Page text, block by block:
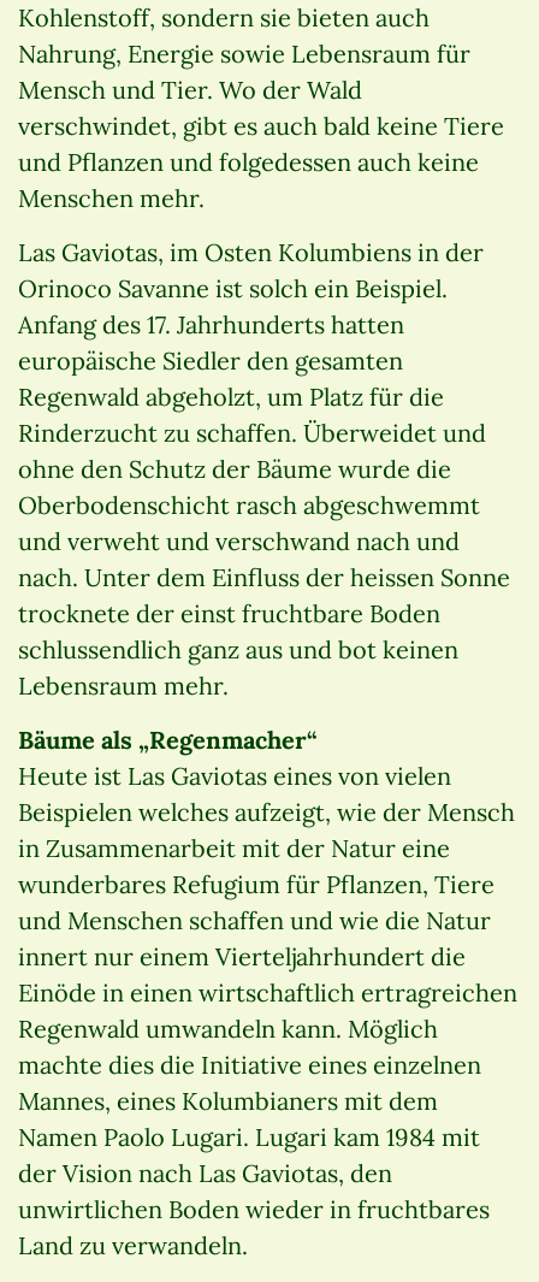
Kohlenstoff, sondern sie bieten auch
Nahrung, Energie sowie Lebensraum für
Mensch und Tier. Wo der Wald
verschwindet, gibt es auch bald keine Tiere
und Pflanzen und folgedessen auch keine
Menschen mehr.
Las Gaviotas, im Osten Kolumbiens in der
Orinoco Savanne ist solch ein Beispiel.
Anfang des 17. Jahrhunderts hatten
europäische Siedler den gesamten
Regenwald abgeholzt, um Platz für die
Rinderzucht zu schaffen. Überweidet und
ohne den Schutz der Bäume wurde die
Oberbodenschicht rasch abgeschwemmt
und verweht und verschwand nach und
nach. Unter dem Einfluss der heissen Sonne
trocknete der einst fruchtbare Boden
schlussendlich ganz aus und bot keinen
Lebensraum mehr.
Bäume als „Regenmacher“
Heute ist Las Gaviotas eines von vielen
Beispielen welches aufzeigt, wie der Mensch
in Zusammenarbeit mit der Natur eine
wunderbares Refugium für Pflanzen, Tiere
und Menschen schaffen und wie die Natur
innert nur einem Vierteljahrhundert die
Einöde in einen wirtschaftlich ertragreichen
Regenwald umwandeln kann. Möglich
machte dies die Initiative eines einzelnen
Mannes, eines Kolumbianers mit dem
Namen Paolo Lugari. Lugari kam 1984 mit
der Vision nach Las Gaviotas, den
unwirtlichen Boden wieder in fruchtbares
Land zu verwandeln.